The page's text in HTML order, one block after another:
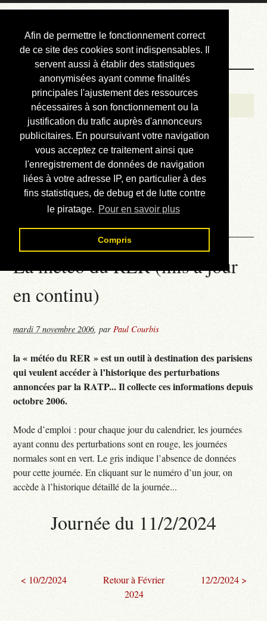
Afin de permettre le fonctionnement correct
de ce site des cookies sont indispensables. Il
servent aussi à établir des statistiques
anonymisées ayant comme finalités
principales l'ajustement des ressources
nécessaires à son fonctionnement ou la
justification du trafic auprès d'annonceurs
publicitaires. En poursuivant votre navigation
vous acceptez ce traitement ainsi que
l'enregistrement de données de navigation
liées à votre adresse IP, en particulier à des
fins statistiques, de debug et de lutte contre
le piratage. Pour en savoir plus
Compris
Courbis, « LE »
Blog Officiel
Bienvenue
Réalisations
Divers (et d’été)
Annonces
Liens externes
Téléchargement
Contact
La météo du RER (mis à jour
en continu)
mardi 7 novembre 2006,parPaul Courbis
la « météo du RER » est un outil à destination des parisiens
qui veulent accéder à l’historique des perturbations
annoncées par la RATP... Il collecte ces informations depuis
octobre 2006.
Mode d’emploi : pour chaque jour du calendrier, les journées
ayant connu des perturbations sont en rouge, les journées
normales sont en vert. Le gris indique l’absence de données
pour cette journée. En cliquant sur le numéro d’un jour, on
accède à l’historique détaillé de la journée...
Journée du 11/2/2024
< 10/2/2024
Retour à Février
2024
12/2/2024 >